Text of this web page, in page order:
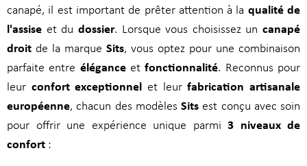
canapé, il est important de prêter attention à la qualité de
l'assise et du dossier. Lorsque vous choisissez un canapé
droit de la marque Sits, vous optez pour une combinaison
parfaite entre éléganceet fonctionnalité. Reconnus pour
leur confort exceptionnel et leurfabrication artisanale
européenne, chacun des modèles Sits est conçu avec soin
pour offrir une expérience unique parmi 3 niveaux de
confort :